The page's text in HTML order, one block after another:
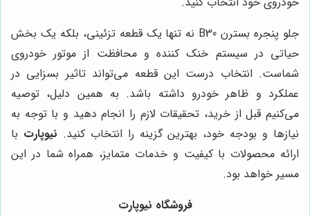
جلو پنجره بسترن B30 نه تنها یک قطعه تزئینی، بلکه یک بخش
حیاتی در سیستم خنک کننده و محافظت از موتور خودروی
شماست. انتخاب درست این قطعه می‌تواند تاثیر بسزایی در
عملکرد و ظاهر خودرو داشته باشد. به همین دلیل، توصیه
می‌کنیم قبل از خرید، تحقیقات لازم را انجام دهید و با توجه به
نیازها و بودجه خود، بهترین گزینه را انتخاب کنید. نیوپارت با
ارائه محصولات با کیفیت و خدمات متمایز، همراه شما در این
مسیر خواهد بود.
فروشگاه نیوپارت